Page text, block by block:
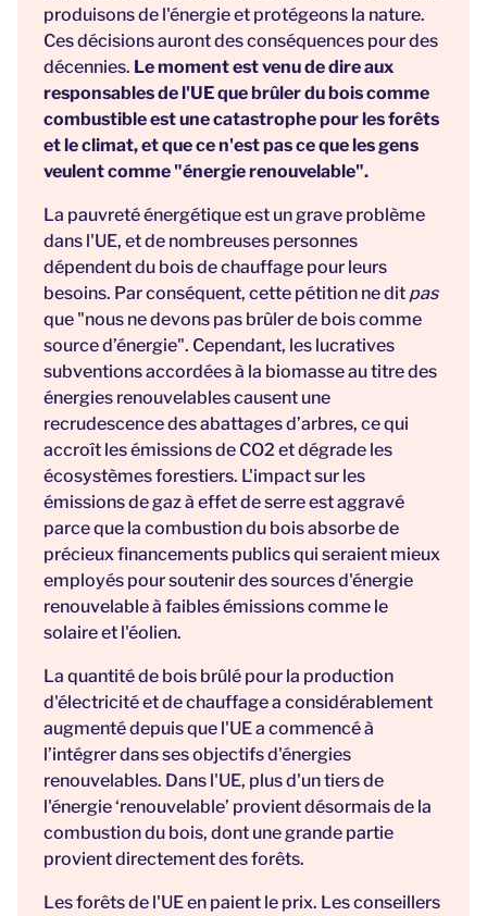
produisons de l'énergie et protégeons la nature.
Ces décisions auront des conséquences pour des
décennies. Le moment est venu de dire aux
responsables de l'UE que brûler du bois comme
combustible est une catastrophe pour les forêts
et le climat, et que ce n'est pas ce que les gens
veulent comme "énergie renouvelable".
La pauvreté énergétique est un grave problème
dans l'UE, et de nombreuses personnes
dépendent du bois de chauffage pour leurs
besoins. Par conséquent, cette pétition ne dit pas
que "nous ne devons pas brûler de bois comme
source d’énergie". Cependant, les lucratives
subventions accordées à la biomasse au titre des
énergies renouvelables causent une
recrudescence des abattages d’arbres, ce qui
accroît les émissions de CO2 et dégrade les
écosystèmes forestiers. L'impact sur les
émissions de gaz à effet de serre est aggravé
parce que la combustion du bois absorbe de
précieux financements publics qui seraient mieux
employés pour soutenir des sources d'énergie
renouvelable à faibles émissions comme le
solaire et l'éolien.
La quantité de bois brûlé pour la production
d'électricité et de chauffage a considérablement
augmenté depuis que l'UE a commencé à
l’intégrer dans ses objectifs d'énergies
renouvelables. Dans l'UE, plus d'un tiers de
l'énergie ‘renouvelable’ provient désormais de la
combustion du bois, dont une grande partie
provient directement des forêts.
Les forêts de l'UE en paient le prix. Les conseillers